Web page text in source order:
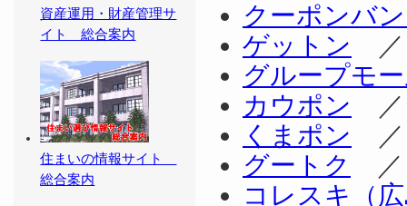
クーポンバ
ゲットン
グループモ
カウポン
くまポン
グートク
コレスキ（
資産運用・財産管理サ
イト 総合案内
住まいの情報サイト
総合案内